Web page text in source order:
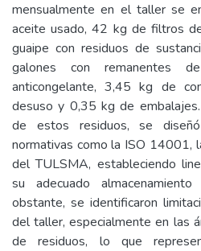
mensualmente en el taller se
aceite usado, 42 kg de filtros
guaipe con residuos de
galones con remanentes
anticongelante, 3,45 kg de
desuso y 0,35 kg de
de estos residuos, se
normativas como la ISO 14001,
del TULSMA, estableciendo
su adecuado
obstante, se identificaron
del taller, especialmente en las
de residuos, lo que